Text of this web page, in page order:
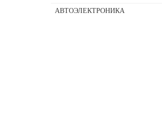
АВТОЭЛЕКТРОНИКА